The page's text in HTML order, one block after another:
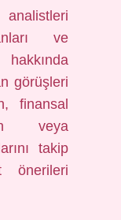
ve
görüşleri
finansal
veya
takip
önerileri